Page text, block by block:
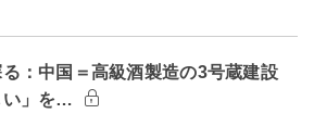
：中国＝高級酒製造の3号蔵建設
い」を…